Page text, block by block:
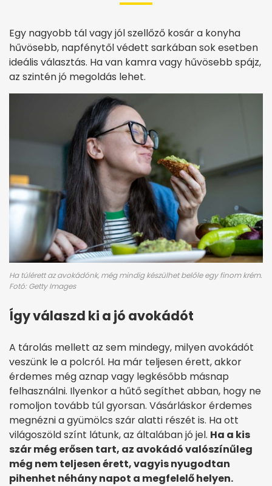
Egy nagyobb tál vagy jól szellőző kosár a konyha
hűvösebb, napfénytől védett sarkában sok esetben
ideális választás. Ha van kamra vagy hűvösebb spájz,
az szintén jó megoldás lehet.
Ha túlérett az avokádónk, még mindig készülhet belőle egy finom krém.
Fotó: Getty Images
Így válaszd ki a jó avokádót
A tárolás mellett az sem mindegy, milyen avokádót
veszünk le a polcról. Ha már teljesen érett, akkor
érdemes még aznap vagy legkésőbb másnap
felhasználni. Ilyenkor a hűtő segíthet abban, hogy ne
romoljon tovább túl gyorsan. Vásárláskor érdemes
megnézni a gyümölcs szár alatti részét is. Ha ott
világoszöld színt látunk, az általában jó jel. Ha a kis
szár még erősen tart, az avokádó valószínűleg
még nem teljesen érett, vagyis nyugodtan
pihenhet néhány napot a megfelelő helyen.